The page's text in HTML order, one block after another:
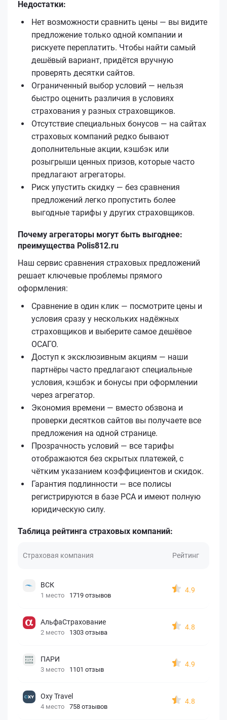
Недостатки:
Нет возможности сравнить цены — вы видите
предложение только одной компании и
рискуете переплатить. Чтобы найти самый
дешёвый вариант, придётся вручную
проверять десятки сайтов.
Ограниченный выбор условий — нельзя
быстро оценить различия в условиях
страхования у разных страховщиков.
Отсутствие специальных бонусов — на сайтах
страховых компаний редко бывают
дополнительные акции, кэшбэк или
розыгрыши ценных призов, которые часто
предлагают агрегаторы.
Риск упустить скидку — без сравнения
предложений легко пропустить более
выгодные тарифы у других страховщиков.
Почему агрегаторы могут быть выгоднее:
преимущества Polis812.ru
Наш сервис сравнения страховых предложений
решает ключевые проблемы прямого
оформления:
Сравнение в один клик — посмотрите цены и
условия сразу у нескольких надёжных
страховщиков и выберите самое дешёвое
ОСАГО.
Доступ к эксклюзивным акциям — наши
партнёры часто предлагают специальные
условия, кэшбэк и бонусы при оформлении
через агрегатор.
Экономия времени — вместо обзвона и
проверки десятков сайтов вы получаете все
предложения на одной странице.
Прозрачность условий — все тарифы
отображаются без скрытых платежей, с
чётким указанием коэффициентов и скидок.
Гарантия подлинности — все полисы
регистрируются в базе РСА и имеют полную
юридическую силу.
Таблица рейтинга страховых компаний:
Страховая компания Рейтинг
ВСК
1 место 1719 отзывов
4.9
АльфаСтрахование
2 место 1303 отзыва
4.8
ПАРИ
3 место 1101 отзыв
4.9
Oxy Travel
4 место 758 отзывов
4.8